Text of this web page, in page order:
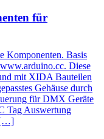
für
Komponenten. Basis
Diese
mit XIDA Bauteilen
Gehäuse durch
für DMX Geräte
Tag Auswertung
[…]